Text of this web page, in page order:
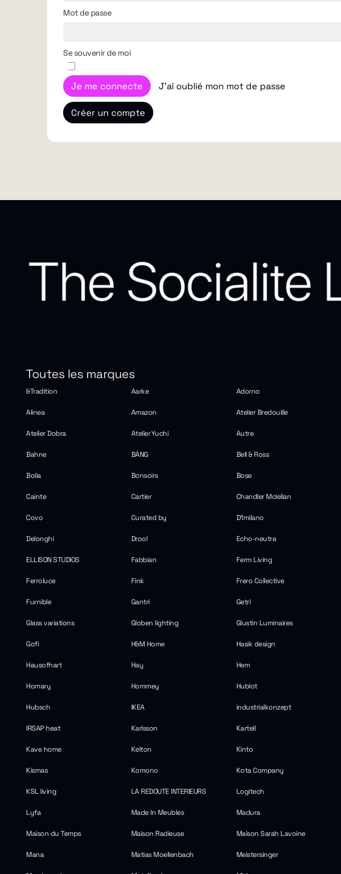
Mot de passe
Se souvenir de moi
Je me connecte J'ai oublié mon mot de passe
Créer un compte
Toutes les marques
&Tradition Aarke Adorno
Alinea Amazon Atelier Bredouille
Atelier Dobra Atelier Yuchi Autre
Bahne BÀNG Bell & Ross
Bolia Bonsoirs Bose
Cainte Cartier Chandler Mclellan
Covo Curated by D1milano
Delonghi Drool Echo-neutra
ELLISON STUDIOS Fabbian Ferm Living
Ferroluce Fink Frero Collective
Furnible Gantri Getri
Glass variations Globen lighting Glustin Luminaires
Gofi H&M Home Hasik design
Hausofhart Hay Hem
Homary Hommey Hublot
Hubsch IKEA industrialkonzept
IRSAP heat Karlsson Kartell
Kave home Kelton Kinto
Kismas Komono Kota Company
KSL living LA REDOUTE INTERIEURS Logitech
Lyfa Made In Meubles Madura
Maison du Temps Maison Radieuse Maison Sarah Lavoine
Mana Matias Moellenbach Meistersinger